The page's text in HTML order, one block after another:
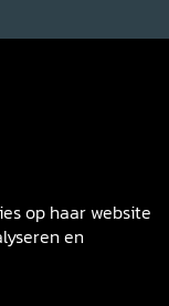
op haar website
en